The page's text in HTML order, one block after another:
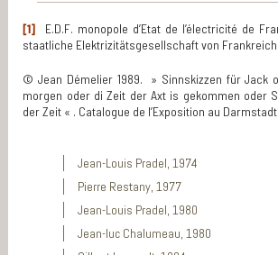
[1]
E.D.F. monopole d’Etat de l’électricité de
staatliche Elektrizitätsgesellschaft von Frankreich.
© Jean Démelier 1989. » Sinnskizzen für Jack
morgen oder di Zeit der Axt is gekommen oder
der Zeit « . Catalogue de l’Exposition au
Jean-Louis Pradel, 1974
Pierre Restany, 1977
Jean-Louis Pradel, 1980
Jean-luc Chalumeau, 1980